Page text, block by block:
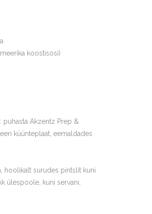
koostisosi)
Akzentz Prep &
küünteplaat, eemaldades
hoolikalt surudes pintslit kuni
ülespoole, kuni servani,